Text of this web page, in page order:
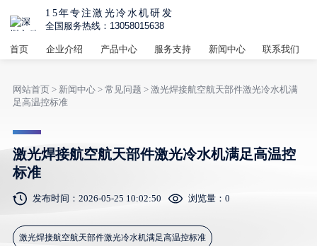
15年专注激光冷水机研发
全国服务热线：13058015638
首页 企业介绍 产品中心 服务支持 新闻中心 联系我们
网站首页> 新闻中心> 常见问题 > 激光焊接航空航天部件激光冷水机满
足高温控标准
激光焊接航空航天部件激光冷水机满足高温控
标准
发布时间：2026-05-25 10:02:50 浏览量： 0
激光焊接航空航天部件激光冷水机满足高温控标准